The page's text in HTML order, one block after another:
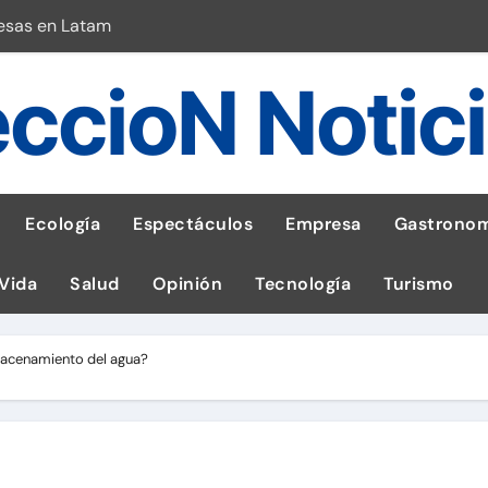
en Latam
de hígado
de GEI en sus operaciones
de celular según OSIPTEL
¡Descarga la app de Meridianbet y gana una jugada gratis
Ecología Espectáculos Empresa
Salud Opinión Tecnología Turismo
del agua?